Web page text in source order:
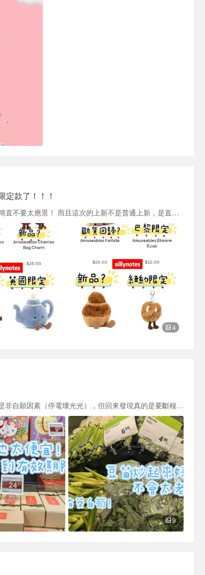
定款了！！！
情人節鄰近、剛好刷到Jellycat美網終於終於大量上新簡直不要太應景！ 而且這次的上新不是普通上新，是直接能在官網買到不少先前在特定地區限定的限量款了！！！ps. 雖然是Jellycat美國官網、但還是要湊$75才免運 除了少數款式有寫明2/18上架（例如粉色蘭花）、其他地區限定款寫的是coming soon，有可能是3月上架（官網目前還沒公布日期）；我接下來有刷到開賣時間會再更新、或是可以刷dealmoon（可以說是在美華人必備省錢App）也能看到 大概辨認了一下，有紐約限定、巴黎限定、英國限定、還有之前大熱&斷貨很久的義大利餃子！！？？（不知道1-4有沒有都辨認對？） Amuseable Fleurette Tarte Aux Fraises $25：巴黎限定 Amuseable Collette Tarte Aucitron $25：巴黎限定 Amuseable Ravioli $25：斷貨很久的義大利方餃回歸 Amuseable Mille Mille-Feuille $25：巴黎限定 Amuseable Chinnamon Bun $28：新品？ Amuseable Cherries Bag Charm $28：櫻桃鑰匙串新品 Amuseable Waffle $40：紐約限定 華夫餅 Amuseable Vicky Teapot $35：英國限定 藍色茶壺 Amuseable Farfalle $25：斷貨很久的義大利蝴蝶麵回歸 Amuseable Etienne Eclai $22：巴黎限定 閃電泡芙 Amuseable Brigitte Brioche $22：新品？ Amuseable Pretzel Bag Charm $25：紐約限定 Amuseable Fran Pancakes $35：紐約限定 藍莓鬆餅 Amuseable Sports Kettlebell $40：新品 Amuseable Storm Cloud Bag Charm $25：新品 Amuseable Storm Cloud Bag $35：新品 靜待上市日期公布的那天！！
4
冰箱清空一時爽，超市補貨跑斷腿。 雖然說冰箱清空是非自願因素（停電壞光光），但回來發現真的是要斷糧了，所以只好跑遍各大超市補貨。受限於我家喜歡的飲食風格 ，實在無法從美系超市滿足採買需求，真的是T&T（西雅圖去年底新開、最讓人興奮的加拿大超市T&T）、日本超市、Costco、Trader Joe's都各跑了一趟（想到我之前冷凍庫囤貨的TJ日式乳酪蛋糕都被丟光就有點傷心😭） 1. T&T：我最近逛的時候人潮終於沒那麼瘋狂了！菜品、肉類、熟食區真的種類很多！！還有$6.xx的來一客（看價格覺得很便宜，是我價值觀崩潰了嗎？？）、然後竟然看到有$9.xx的小潘，看到真的很想抓幾盒塞購物車！！但轉眼一看微熱山丘跟佳德價格，又覺得....其中必有詐！找了半天實在沒看到保存期限或製造日期，只好含淚放回去怕吃不完。 不過除了上一段說的菜品、肉類、熟食區外，泡麵/乾拌麵區、冷凍食品區相對有點失望，應該說是期望太大的失望，乾拌麵種類沒有特別多，我愛的老媽拌麵沒看到（溫哥華的T&T就有超多老媽拌麵口味）、冷凍包子本來想找台灣品牌也沒看到（其他華人超市就有很多）；然後印象很深的是日用品好貴，要買日用品到美亞上買會便宜很多XD 2. 日本超市 雖然T&T買完一輪，但以火鍋肉片來說，目前還是覺得日本超市的更好吃，然後日超的餐具＆水果選擇也很多，就是價格比較貴。 3. Costco 在台逛完Costco後，回美國Costco真的可說是.....清心寡慾！！圖七是我實際結帳的購物車，不誇張看到什麼都...不想買！除了必備的蛋、蔬菜、水果、生肉、牛奶外，去逛餅乾區、冷藏熟食區真的怎麼看都覺得怎麼滅火，看到什麼都不想買（希望這個抑制購物慾的效果能維持久一點！） 然後之前就有刷到美國缺蛋消息，還好我們附近看來還好，雖然蛋價的確往上漲，但各超市都是滿滿存貨，12入裝的雞蛋$4.xx左右的價格也有～ 歡迎大家留言推薦T&T更多值得買的好物！我第一次逛T&T後最喜歡的竟然是.....豆苗跟茭白筍！豆苗炒起來很嫩、蒜頭爆香一下跟外面餐廳的能做得差不多！
9